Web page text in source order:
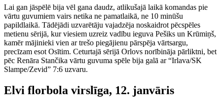
Lai gan jāspēlē bija vēl gana daudz, atlikušajā laikā komandas pie
vārtu guvumiem vairs netika ne pamatlaikā, ne 10 minūšu
papildlaikā. Tādējādi uzvarētāju vajadzēja noskaidrot pēcspēles
metienu sērijā, kur viesiem uzreiz vadību ieguva Pešiks un Krūmiņš,
kamēr mājinieki vien ar trešo piegājienu pārspēja vārtsargu,
precīzam esot Osītim. Ceturtajā sērijā Orlovs norībināja pārliktni, bet
pēc Renāra Stančika vārtu guvuma spēle bija galā ar “Irlava/SK
Slampe/Zevid” 7:6 uzvaru.
Elvi florbola virslīga, 12. janvāris